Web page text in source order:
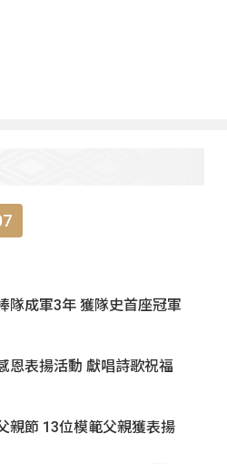
隊成軍3年 獲隊史首座冠軍
恩表揚活動 獻唱詩歌祝福
親節 13位模範父親獲表揚